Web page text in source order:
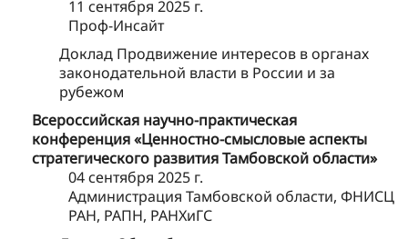
11 сентября 2025 г.
Проф-Инсайт
Доклад Продвижение интересов в органах
законодательной власти в России и за
рубежом
Всероссийская научно-практическая
конференция «Ценностно-смысловые аспекты
стратегического развития Тамбовской области»
04 сентября 2025 г.
Администрация Тамбовской области, ФНИСЦ
РАН, РАПН, РАНХиГС